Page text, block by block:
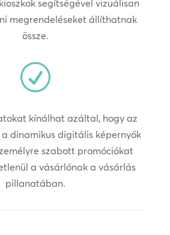
segítségével vizuálisan
megrendeléseket állíthatnak
össze.
R
kínálhat azáltal, hogy az
dinamikus digitális képernyők
szabott promóciókat
a vásárlónak a vásárlás
pillanatában.